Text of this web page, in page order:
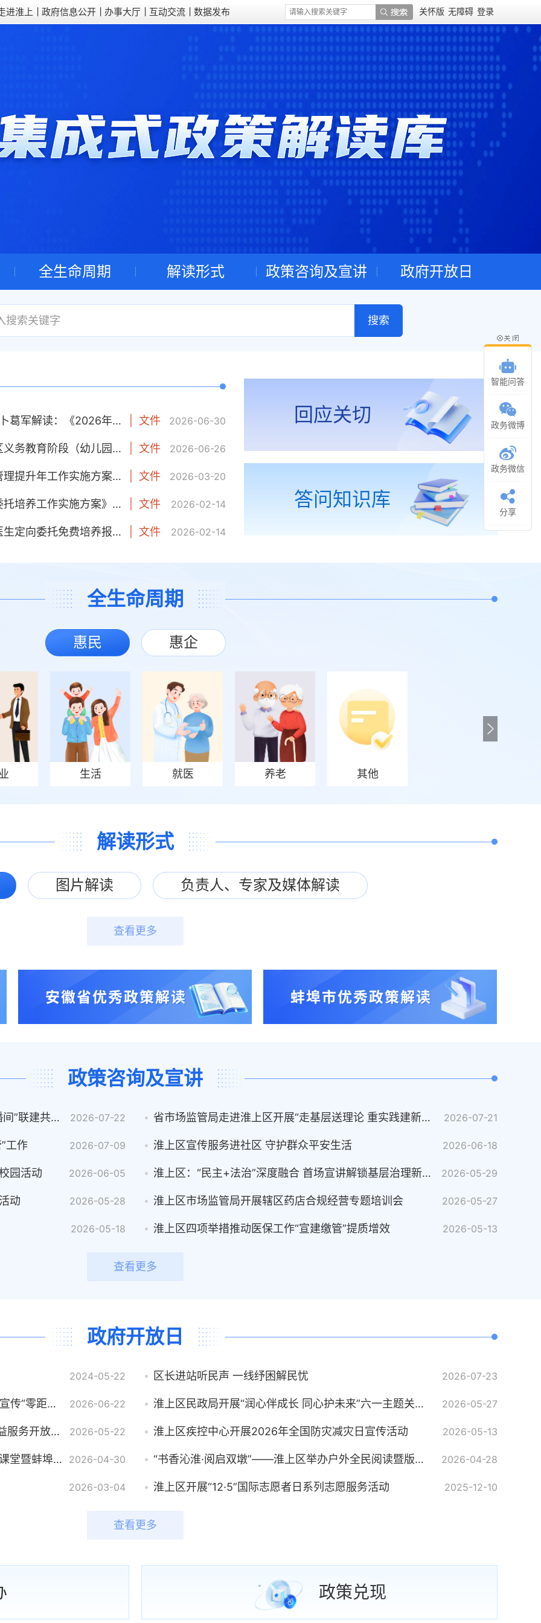
进淮上 政府信息公开 办事大厅 互动交流 数据发布 关怀版 无障碍 登录
全生命周期 解读形式 政策咨询及宣讲 政府开放日
文件
【新闻发布会解读】淮上区教育局教育科科长卜葛军解读：《2026年淮上区义务教育阶段（幼儿园）招生入学实施方案》 2026-06-30
文件
【案例解读】小明家入学记—《2026年淮上区义务教育阶段（幼儿园）招生入学实施方案》政策解读 2026-06-26
文件
【文字解读】《淮上区2026年度城市建设和管理提升年工作实施方案》政策解读 2026-03-20
文件
【文字解读】《淮上区2026年乡村医生定向委托培养工作实施方案》政策解读 2026-02-14
文件
【媒体解读】健康淮上：2026年淮上区乡村医生定向委托免费培养报名开始啦！淮上区招5人！ 2026-02-14
回应关切
答问知识库
全生命周期
惠民 惠企
生活 就医 养老 其他
解读形式
图片解读 负责人、专家及媒体解读
查看更多
政策咨询及宣讲
淮上区市场监督管理局与宋圩村“和美乡村直播间”联建共建 守护“药械妆”安全 2026-07-22 省市场监管局走进淮上区开展“走基层送理论 重实践建新功”宣讲调研活动 2026-07-21
工作 2026-07-09 淮上区宣传服务进社区 守护群众平安生活 2026-06-18
园活动 2026-06-05 淮上区：“民主+法治”深度融合 首场宣讲解锁基层治理新模式 2026-05-29
动 2026-05-28 淮上区市场监管局开展辖区药店合规经营专题培训会 2026-05-27
2026-05-18 淮上区四项举措推动医保工作“宣建缴管”提质增效 2026-05-13
查看更多
政府开放日
2024-05-22 区长进站听民声 一线纾困解民忧 2026-07-23
淮上区“政府开放日”走进桂花园社区 安全生产宣传“零距离”服务群众 2026-06-22 淮上区民政局开展“润心伴成长 同心护未来”六一主题关爱活动 2026-05-27
“与爱同行，健康护航”——区妇计中心举办公益服务开放活动，沉浸式体验婚检孕优“一站式”服务 2026-05-22 淮上区疾控中心开展2026年全国防灾减灾日宣传活动 2026-05-13
有效沟通，做好孩子的引路人——淮上区家长课堂暨蚌埠八中学校开放日活动顺利举行 2026-04-30 “书香沁淮·阅启双墩”——淮上区举办户外全民阅读暨版权护苗主题开放日活动 2026-04-28
2026-03-04 淮上区开展“12·5”国际志愿者日系列志愿服务活动 2025-12-10
查看更多
政策兑现
智能问答
政务微博
政务微信
分享